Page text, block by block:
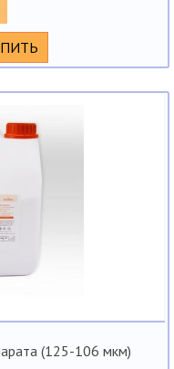
(125-106 мкм)